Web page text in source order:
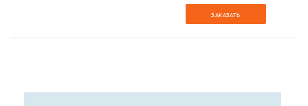
ЗАКАЗАТЬ